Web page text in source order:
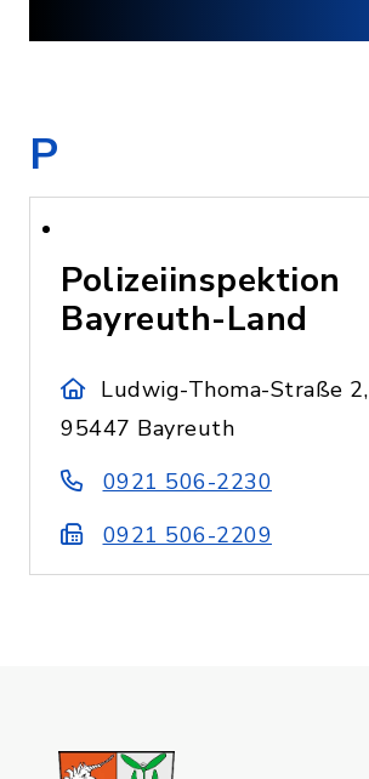
P
Polizeiinspektion
Bayreuth-Land
Ludwig-Thoma-Straße 2,
95447 Bayreuth
0921 506-2230
0921 506-2209